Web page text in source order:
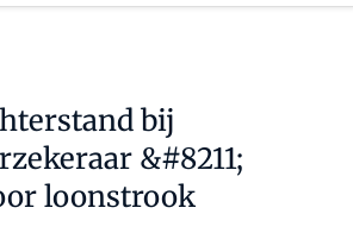
bij
&#8211;
loonstrook